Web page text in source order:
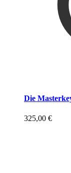
Die
325,00 €